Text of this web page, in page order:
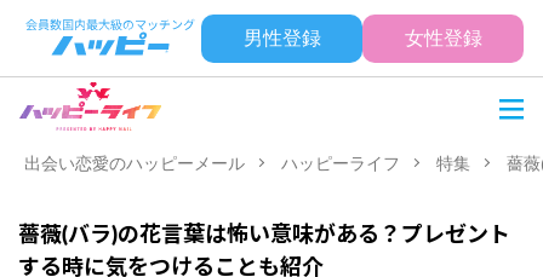
男性登録 女性登録
出会い恋愛のハッピーメール ハッピーライフ 特集 薔
薔薇(バラ)の花言葉は怖い意味がある？プレゼント
する時に気をつけることも紹介